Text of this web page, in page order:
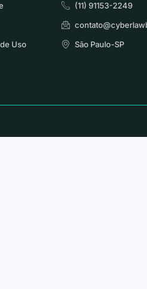
Uso
(11) 91153-2249
São Paulo-SP